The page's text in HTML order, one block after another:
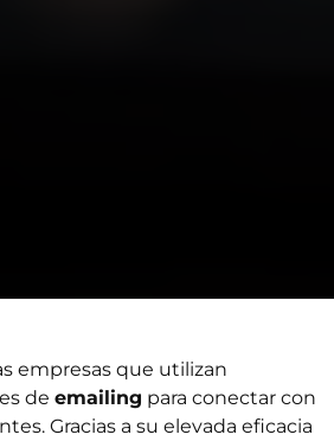
empresas que utilizan
de emailing para conectar con
Gracias a su elevada eficacia